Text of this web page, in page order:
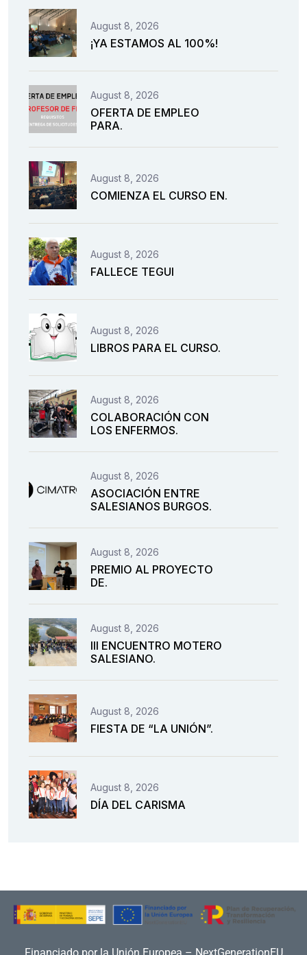
August 8, 2026
¡YA ESTAMOS AL 100%!
August 8, 2026
OFERTA DE EMPLEO
PARA.
August 8, 2026
COMIENZA EL CURSO EN.
August 8, 2026
FALLECE TEGUI
August 8, 2026
LIBROS PARA EL CURSO.
August 8, 2026
COLABORACIÓN CON
LOS ENFERMOS.
August 8, 2026
ASOCIACIÓN ENTRE
SALESIANOS BURGOS.
August 8, 2026
PREMIO AL PROYECTO
DE.
August 8, 2026
III ENCUENTRO MOTERO
SALESIANO.
August 8, 2026
FIESTA DE “LA UNIÓN”.
August 8, 2026
DÍA DEL CARISMA